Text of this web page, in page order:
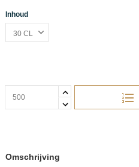
Inhoud
Omschrijving